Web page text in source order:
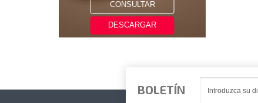
CONSULTAR
DESCARGAR
BOLETÍN